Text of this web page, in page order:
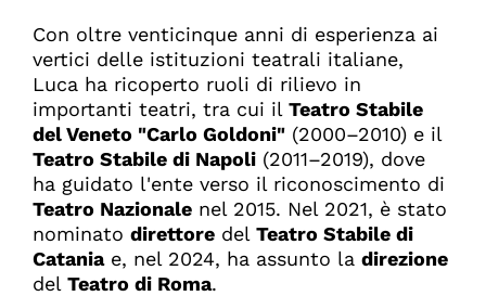
Con oltre venticinque anni di esperienza ai
vertici delle istituzioni teatrali italiane,
Luca ha ricoperto ruoli di rilievo in
importanti teatri, tra cui il Teatro Stabile
del Veneto "Carlo Goldoni"(2000–2010) e il
Teatro Stabile di Napoli(2011–2019), dove
ha guidato l'ente verso il riconoscimento di
Teatro Nazionalenel 2015. Nel 2021, è stato
nominato direttoredel Teatro Stabile di
Cataniae, nel 2024, ha assunto la direzione
del Teatro di Roma.